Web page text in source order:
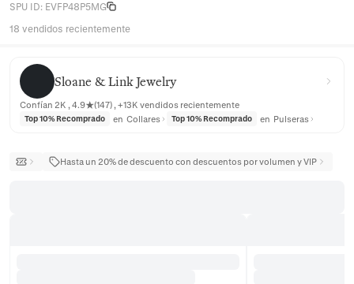
SPU ID: EVFP48P5MG
18 vendidos recientemente
Sloane & Link Jewelry
Sloane & Link Jewelry
Confían 2K , 4.9★(147) , +13K vendidos recientemente
Top 10% Recomprado en Collares Top 10% Recomprado en Pulseras
Hasta un 20% de descuento con descuentos por volumen y VIP